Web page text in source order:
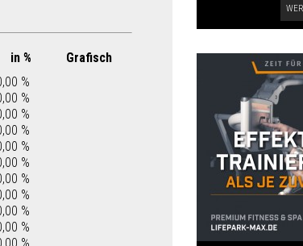
in %
Grafisch
%
%
%
%
%
%
%
%
%
%